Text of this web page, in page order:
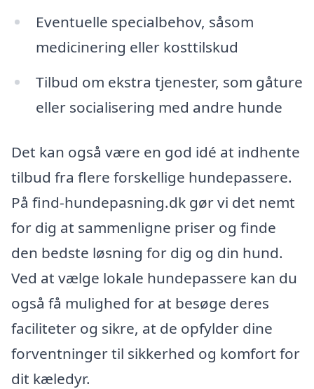
Eventuelle specialbehov, såsom
medicinering eller kosttilskud
Tilbud om ekstra tjenester, som gåture
eller socialisering med andre hunde
Det kan også være en god idé at indhente
tilbud fra flere forskellige hundepassere.
På find-hundepasning.dk gør vi det nemt
for dig at sammenligne priser og finde
den bedste løsning for dig og din hund.
Ved at vælge lokale hundepassere kan du
også få mulighed for at besøge deres
faciliteter og sikre, at de opfylder dine
forventninger til sikkerhed og komfort for
dit kæledyr.